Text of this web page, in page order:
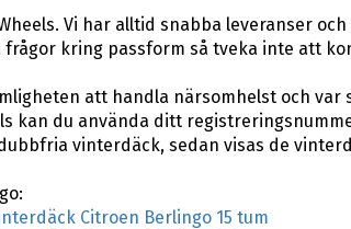
Vi har alltid snabba leveranser
kring passform så tveka inte att
att handla närsomhelst och var
kan du använda ditt
vinterdäck, sedan visas de
Citroen Berlingo 15 tum